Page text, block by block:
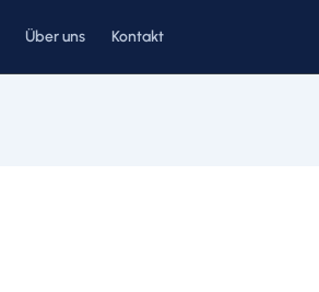
Über uns Kontakt